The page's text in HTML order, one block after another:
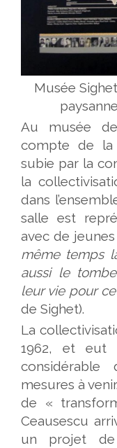
Musée
Au musée
compte de la
subie par la
la
dans
salle est
avec de
même temps
aussi le
leur vie pour
de Sighet).
La
1962, et eut
considérable
mesures à
de «
Ceausescu
un projet